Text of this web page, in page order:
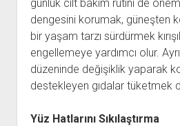
günlük cilt bakım rutini de
dengesini korumak, güneşten
bir yaşam tarzı sürdürmek
engellemeye yardımcı olur.
düzeninde değişiklik yaparak
destekleyen gıdalar tüketmek
Yüz Hatlarını Sıkılaştırma